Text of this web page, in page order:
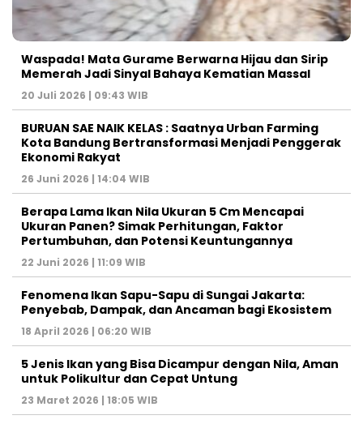
Waspada! Mata Gurame Berwarna Hijau dan Sirip
Memerah Jadi Sinyal Bahaya Kematian Massal
20 Juli 2026 | 09:43 WIB
BURUAN SAE NAIK KELAS : Saatnya Urban Farming
Kota Bandung Bertransformasi Menjadi Penggerak
Ekonomi Rakyat
26 Juni 2026 | 14:04 WIB
Berapa Lama Ikan Nila Ukuran 5 Cm Mencapai
Ukuran Panen? Simak Perhitungan, Faktor
Pertumbuhan, dan Potensi Keuntungannya
22 Juni 2026 | 11:09 WIB
Fenomena Ikan Sapu-Sapu di Sungai Jakarta:
Penyebab, Dampak, dan Ancaman bagi Ekosistem
18 April 2026 | 06:20 WIB
5 Jenis Ikan yang Bisa Dicampur dengan Nila, Aman
untuk Polikultur dan Cepat Untung
23 Maret 2026 | 18:05 WIB